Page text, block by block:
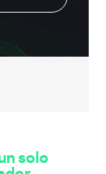
solo